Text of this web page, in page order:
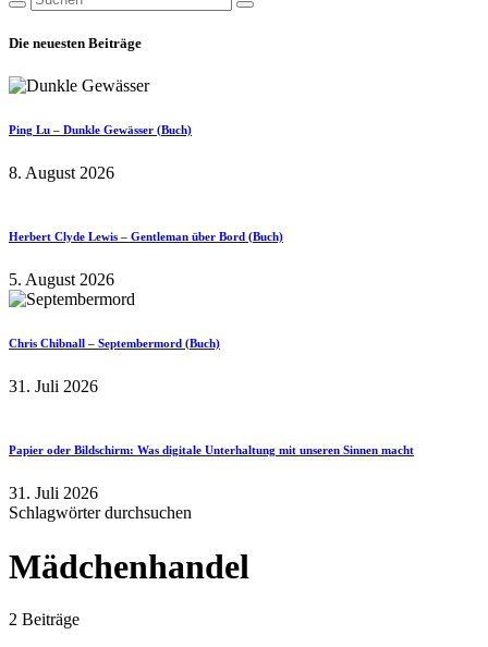
Die neuesten Beiträge
Ping Lu – Dunkle Gewässer (Buch)
8. August 2026
Herbert Clyde Lewis – Gentleman über Bord (Buch)
5. August 2026
Chris Chibnall – Septembermord (Buch)
31. Juli 2026
Papier oder Bildschirm: Was digitale Unterhaltung mit unseren Sinnen macht
31. Juli 2026
Schlagwörter durchsuchen
Mädchenhandel
2 Beiträge